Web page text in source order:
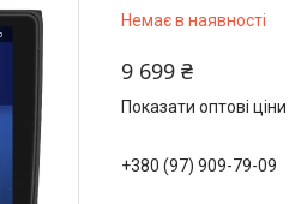
Немає в наявності
9 699 ₴
Показати оптові ціни
+380 (97) 909-79-09